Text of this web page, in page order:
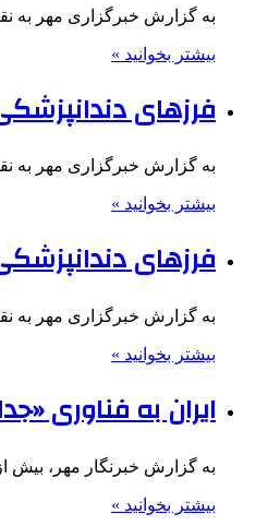
به گزارش خبرگزاری مهر به
بیشتر بخوانید »
فرزهای
به گزارش خبرگزاری مهر به
بیشتر بخوانید »
فرزهای
به گزارش خبرگزاری مهر به
بیشتر بخوانید »
ایران به فناوری
به گزارش خبرنگار مهر، بیش
بیشتر بخوانید »